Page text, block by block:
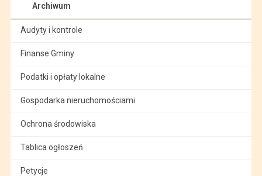
Archiwum
Audyty i kontrole
Finanse Gminy
Podatki i opłaty lokalne
Gospodarka nieruchomościami
Ochrona środowiska
Tablica ogłoszeń
Petycje